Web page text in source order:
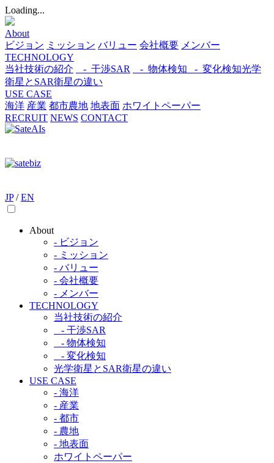
Loading...
About
ビジョン ミッション バリュー 会社概要 メンバー
TECHNOLOGY
当社技術の紹介
- 干渉SAR - 物体検知​ - 変化検知​光学
衛星とSAR衛星の違い
USE CASE
海洋 産業 都市​農地 地表面 ホワイトペーパー
RECRUIT NEWS CONTACT
JP / EN
About
- ビジョン
- ミッション
- バリュー
- 会社概要
- メンバー
TECHNOLOGY
当社技術の紹介​
- 干渉SAR​
- 物体検知​
- 変化検知​
光学衛星とSAR衛星の違い​
USE CASE
- 海洋
- 産業
- 都市​
- 農地
- 地表面
ホワイトペーパー